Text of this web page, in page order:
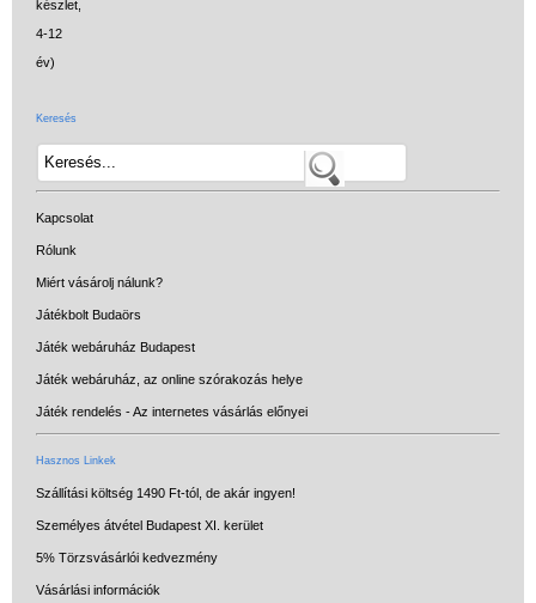
Keresés
Kapcsolat
Rólunk
Miért vásárolj nálunk?
Játékbolt Budaörs
Játék webáruház Budapest
Játék webáruház, az online szórakozás helye
Játék rendelés - Az internetes vásárlás előnyei
Hasznos Linkek
Szállítási költség 1490 Ft-tól, de akár ingyen!
Személyes átvétel Budapest XI. kerület
5% Törzsvásárlói kedvezmény
Vásárlási információk